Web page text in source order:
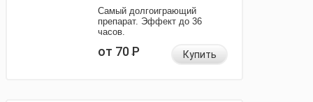
Самый долгоиграющий
препарат. Эффект до 36
часов.
от 70Р Купить